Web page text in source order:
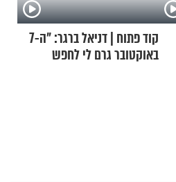
קוד פתוח | דניאל ברגר: "ה-7
באוקטובר גרם לי לחפש